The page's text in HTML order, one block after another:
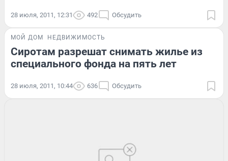
28 июля, 2011, 12:31 492 Обсудить
МОЙ ДОМ НЕДВИЖИМОСТЬ
Сиротам разрешат снимать жилье из
специального фонда на пять лет
28 июля, 2011, 10:44 636 Обсудить